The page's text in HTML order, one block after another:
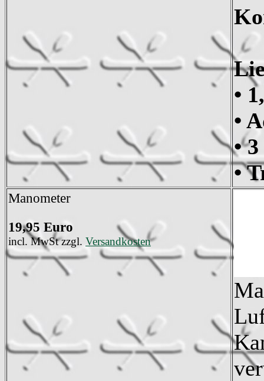
•
•
•
•
Manometer
19,95 Euro
incl. MwSt zzgl. Versandkosten